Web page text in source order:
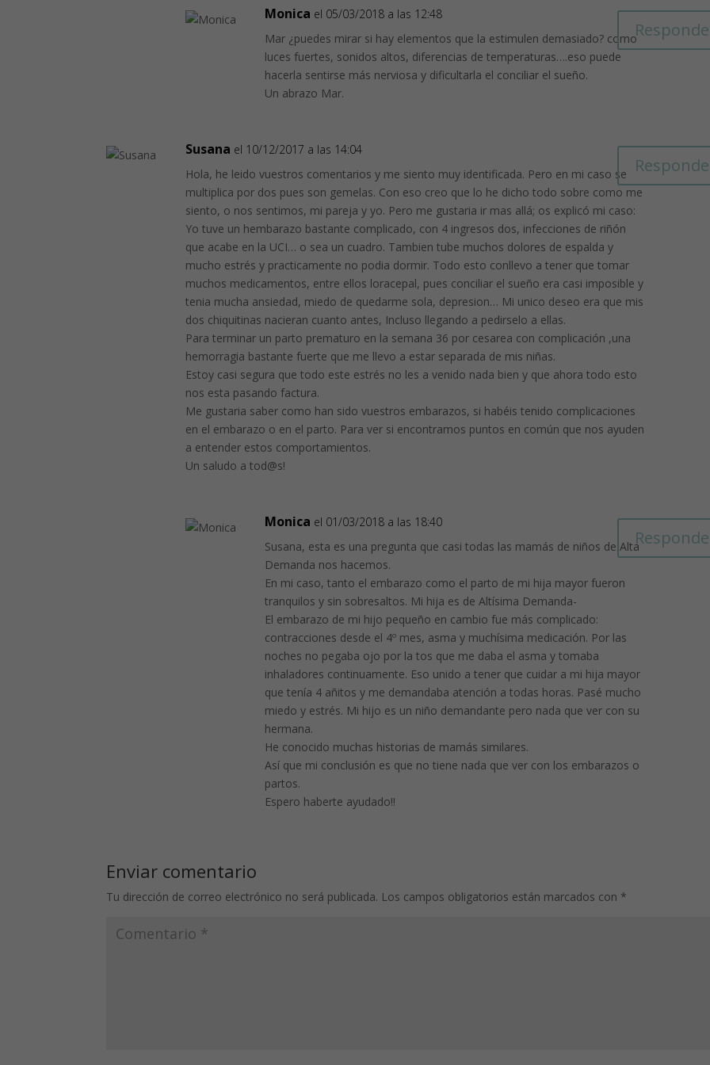
Monica el 05/03/2018 a las 12:48
Mar ¿puedes mirar si hay elementos que la estimulen demasiado? como
luces fuertes, sonidos altos, diferencias de temperaturas….eso puede
hacerla sentirse más nerviosa y dificultarla el conciliar el sueño.
Un abrazo Mar.
Susana el 10/12/2017 a las 14:04
Hola, he leido vuestros comentarios y me siento muy identificada. Pero en mi caso se
multiplica por dos pues son gemelas. Con eso creo que lo he dicho todo sobre como me
siento, o nos sentimos, mi pareja y yo. Pero me gustaria ir mas allá; os explicó mi caso:
Yo tuve un hembarazo bastante complicado, con 4 ingresos dos, infecciones de riñón
que acabe en la UCI… o sea un cuadro. Tambien tube muchos dolores de espalda y
mucho estrés y practicamente no podia dormir. Todo esto conllevo a tener que tomar
muchos medicamentos, entre ellos loracepal, pues conciliar el sueño era casi imposible y
tenia mucha ansiedad, miedo de quedarme sola, depresion… Mi unico deseo era que mis
dos chiquitinas nacieran cuanto antes, Incluso llegando a pedirselo a ellas.
Para terminar un parto prematuro en la semana 36 por cesarea con complicación ,una
hemorragia bastante fuerte que me llevo a estar separada de mis niñas.
Estoy casi segura que todo este estrés no les a venido nada bien y que ahora todo esto
nos esta pasando factura.
Me gustaria saber como han sido vuestros embarazos, si habéis tenido complicaciones
en el embarazo o en el parto. Para ver si encontramos puntos en común que nos ayuden
a entender estos comportamientos.
Un saludo a tod@s!
Monica el 01/03/2018 a las 18:40
Susana, esta es una pregunta que casi todas las mamás de niños de Alta
Demanda nos hacemos.
En mi caso, tanto el embarazo como el parto de mi hija mayor fueron
tranquilos y sin sobresaltos. Mi hija es de Altísima Demanda-
El embarazo de mi hijo pequeño en cambio fue más complicado:
contracciones desde el 4º mes, asma y muchísima medicación. Por las
noches no pegaba ojo por la tos que me daba el asma y tomaba
inhaladores continuamente. Eso unido a tener que cuidar a mi hija mayor
que tenía 4 añitos y me demandaba atención a todas horas. Pasé mucho
miedo y estrés. Mi hijo es un niño demandante pero nada que ver con su
hermana.
He conocido muchas historias de mamás similares.
Así que mi conclusión es que no tiene nada que ver con los embarazos o
partos.
Espero haberte ayudado!!
Enviar comentario
Tu dirección de correo electrónico no será publicada. Los campos obligatorios están marcados con *